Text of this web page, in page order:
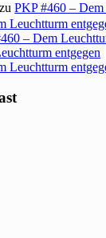
zuPKP #460 –
Leuchtturm
– Dem
entgegen
Leuchtturm